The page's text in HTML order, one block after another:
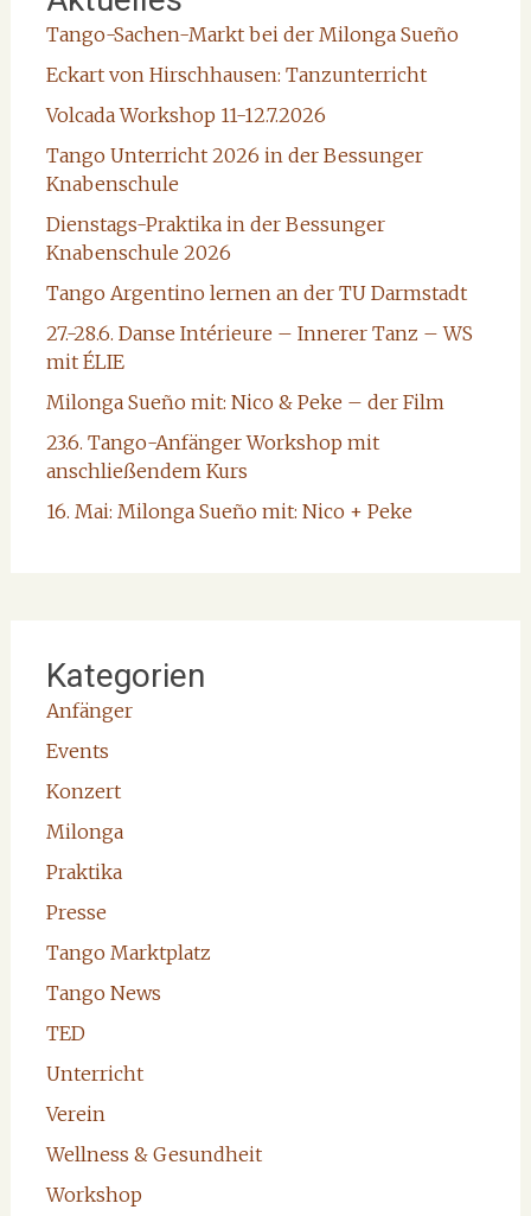
Tango-Sachen-Markt bei der Milonga Sueño
Eckart von Hirschhausen: Tanzunterricht
Volcada Workshop 11-12.7.2026
Tango Unterricht 2026 in der Bessunger
Knabenschule
Dienstags-Praktika in der Bessunger
Knabenschule 2026
Tango Argentino lernen an der TU Darmstadt
27.-28.6. Danse Intérieure – Innerer Tanz – WS
mit ÉLIE
Milonga Sueño mit: Nico & Peke – der Film
23.6. Tango-Anfänger Workshop mit
anschließendem Kurs
16. Mai: Milonga Sueño mit: Nico + Peke
Kategorien
Anfänger
Events
Konzert
Milonga
Praktika
Presse
Tango Marktplatz
Tango News
TED
Unterricht
Verein
Wellness & Gesundheit
Workshop